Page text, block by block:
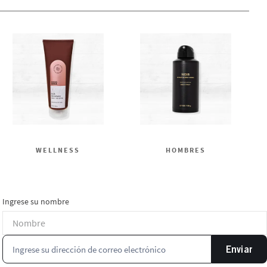
WELLNESS HOMBRES
Ingrese su nombre
Enviar